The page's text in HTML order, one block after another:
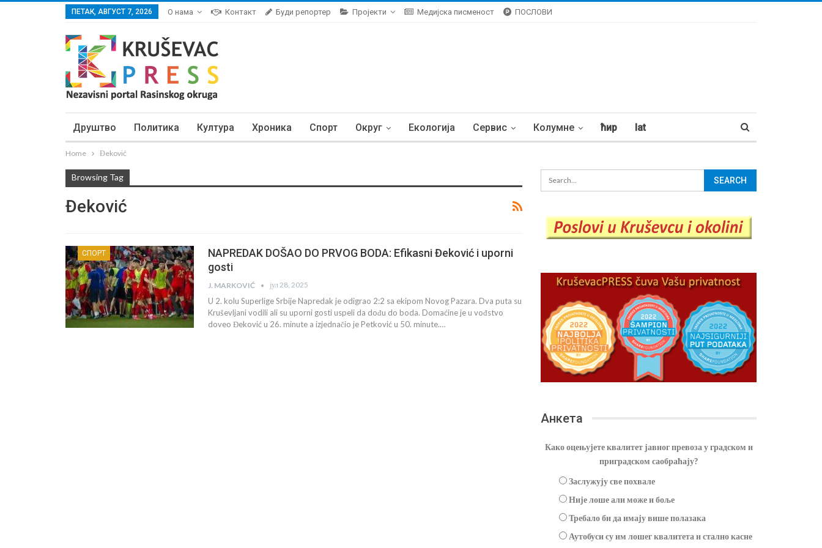
ПЕТАК, АВГУСТ 7, 2026 О нама Контакт Буди репортер Пројекти Медијска писменост ПОСЛОВИ
Друштво Политика Култура Хроника Спорт Округ Екологија Сервис Колумне ћир lat
Home Đeković
Browsing Tag
Đeković
СПОРТ
NAPREDAK DOŠAO DO PRVOG BODA: Efikasni Đeković i uporni
gosti
J. MARKOVIĆ јул 28, 2025
U 2. kolu Superlige Srbije Napredak je odigrao 2:2 sa ekipom Novog Pazara. Dva puta su
Kruševljani vodili ali su uporni gosti uspeli da dođu do boda. Domaćine je u vođstvo
doveo Đeković u 26. minute a izjednačio je Petković u 50. minute.…
Анкета
Како оцењујете квалитет јавног превоза у градском и
приградском саобраћају?
Заслужују све похвале
Није лоше али може и боље
Требало би да имају више полазака
Аутобуси су им лошег квалитета и стално касне